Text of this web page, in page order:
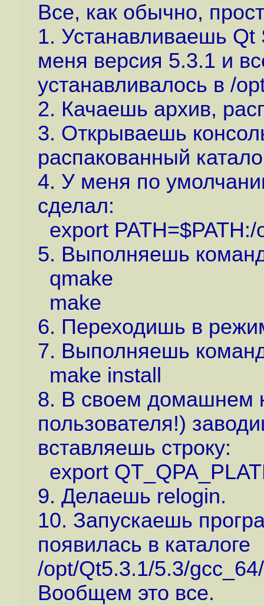
Все, как обычно,
1. Устанавливаешь
меня версия 5.3.1 и
устанавливалось в /
2. Качаешь архив,
3. Открываешь
распакованный
4. У меня по
сделал:
export
5. Выполняешь
qmake
make
6. Переходишь в
7. Выполняешь
make install
8. В своем домашнем
пользователя!)
вставляешь строку:
export
9. Делаешь relogin.
10. Запускаешь
появилась в каталоге
/opt/Qt5.3.1/5.3/
Вообщем это все.